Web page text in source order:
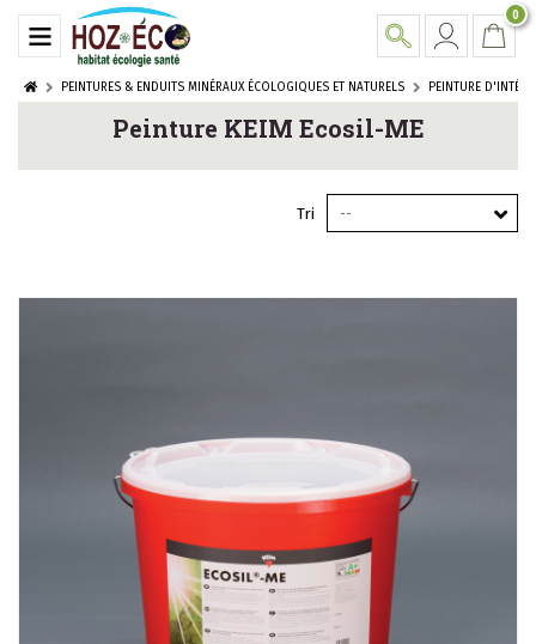
0
PEINTURES & ENDUITS MINÉRAUX ÉCOLOGIQUES ET NATURELS PEINTURE
Peinture KEIM Ecosil-ME
Tri --